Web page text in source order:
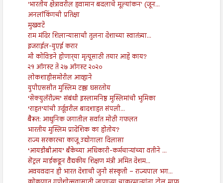
'भारतीय क्षेत्रावरील हवामान बदलाचे मूल्यांकन' (जून...
अनलॉकिंगची प्रतिक्षा
मुखवटे
राम मंदिर शिलान्यासाची तुलना देशाच्या स्वातंत्र्या...
इजराईल-युएई करार
मी कोविडने होणार्‍या मृत्यूसाठी तयार आहे काय?
२१ ऑगस्ट ते २७ ऑगस्ट २०२०
लोकशाहीसमोरील आव्हाने
युपीएससीत मुस्लिम टक्का घसरतोय
‘सेक्युलॅरीज़्म’ संबंधी इस्लामनिष्ठ मुस्लिमांची भुमिका
‘राहत’यांची उर्दूवरील बादशाहत संपली...
बैरूत: आधुनिक जगातील सर्वात मोठी गफलत
भारतीय मुस्लिम प्रादेशिक का होतोय?
राज्य सरकारचा काजू उद्योगाला दिलासा
‘आयडीबीआय’ बँकेच्या अधिकारी-कर्मचाऱ्यांच्या वतीने ...
सेंट्रल मार्डकडून वैद्यकीय शिक्षण मंत्री अमित देशम...
अवयवदान ही भारत देशाची जुनी संस्कृती – राज्यपाल भग...